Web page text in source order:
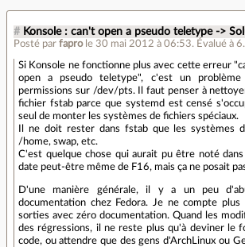
# Konsole : can't open a pseudo teletype ->
Posté par fapro le 30 mai 2012 à 06:53. Évalué à 6.
Si Konsole ne fonctionne plus avec cette erreur
open a pseudo teletype", c'est un problème
permissions sur /dev/pts. Il faut penser à
fichier fstab parce que systemd est censé
seul de monter les systèmes de fichiers spéciaux.
Il ne doit rester dans fstab que les systèmes
/home, swap, etc.
C'est quelque chose qui aurait pu être noté
date peut-être même de F16, mais ça ne posait
D'une manière générale, il y a un peu
documentation chez Fedora. Je ne compte
sorties avec zéro documentation. Quand les
des régressions, il ne reste plus qu'à deviner le
code, ou attendre que des gens d'ArchLinux ou